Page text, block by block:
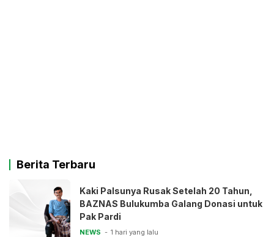
Berita Terbaru
Kaki Palsunya Rusak Setelah 20 Tahun,
BAZNAS Bulukumba Galang Donasi untuk
Pak Pardi
NEWS 1 hari yang lalu